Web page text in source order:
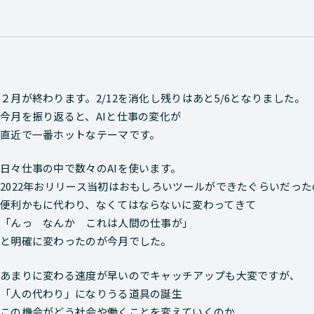
２月が終わります。2/12を消化し残りはあと5/6となりました。
今月を振り返ると、AIと仕事の変化が
直近で一番ホットなテーマです。
日々仕事の中で数々のAIを使います。
2022年おリリース当初はおもしろいツールができたぐらいだっ
便利かもに代わり、なくてはならないに変わってきて
「んっ なんか これは人間の仕事が」
と明確に変わったのが今月でした。
あまりに変わる速度が早いのでキャッチアップも大変ですが、
「人の代わり」になりうる道具の誕生